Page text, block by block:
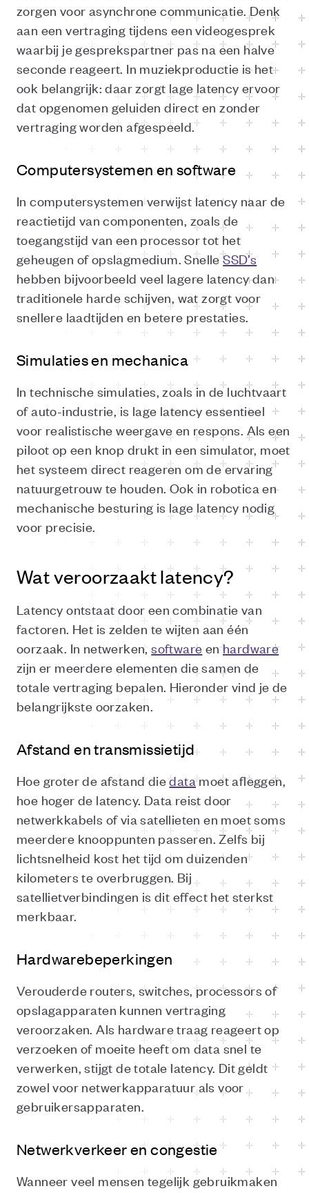
zorgen voor asynchrone communicatie. Denk
aan een vertraging tijdens een videogesprek
waarbij je gesprekspartner pas na een halve
seconde reageert. In muziekproductie is het
ook belangrijk: daar zorgt lage latency ervoor
dat opgenomen geluiden direct en zonder
vertraging worden afgespeeld.
Computersystemen en software
In computersystemen verwijst latency naar de
reactietijd van componenten, zoals de
toegangstijd van een processor tot het
geheugen of opslagmedium. SnelleSSD’s
hebben bijvoorbeeld veel lagere latency dan
traditionele harde schijven, wat zorgt voor
snellere laadtijden en betere prestaties.
Simulaties en mechanica
In technische simulaties, zoals in de luchtvaart
of auto-industrie, is lage latency essentieel
voor realistische weergave en respons. Als een
piloot op een knop drukt in een simulator, moet
het systeem direct reageren om de ervaring
natuurgetrouw te houden. Ook in robotica en
mechanische besturing is lage latency nodig
voor precisie.
Wat veroorzaakt latency?
Latency ontstaat door een combinatie van
factoren. Het is zelden te wijten aan één
oorzaak. In netwerken,software enhardware
zijn er meerdere elementen die samen de
totale vertraging bepalen. Hieronder vind je de
belangrijkste oorzaken.
Afstand en transmissietijd
Hoe groter de afstand diedatamoet afleggen,
hoe hoger de latency. Data reist door
netwerkkabels of via satellieten en moet soms
meerdere knooppunten passeren. Zelfs bij
lichtsnelheid kost het tijd om duizenden
kilometers te overbruggen. Bij
satellietverbindingen is dit effect het sterkst
merkbaar.
Hardwarebeperkingen
Verouderde routers, switches, processors of
opslagapparaten kunnen vertraging
veroorzaken. Als hardware traag reageert op
verzoeken of moeite heeft om data snel te
verwerken, stijgt de totale latency. Dit geldt
zowel voor netwerkapparatuur als voor
gebruikersapparaten.
Netwerkverkeer en congestie
Wanneer veel mensen tegelijk gebruikmaken